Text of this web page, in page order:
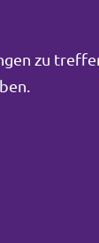
zu